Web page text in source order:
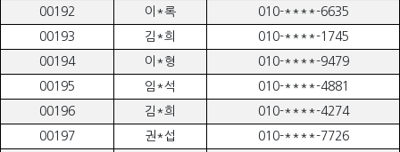
00192
이*록
010-****-6635
00193
김*희
010-****-1745
00194
이*형
010-****-9479
00195
임*석
010-****-4881
00196
김*희
010-****-4274
00197
권*섭
010-****-7726